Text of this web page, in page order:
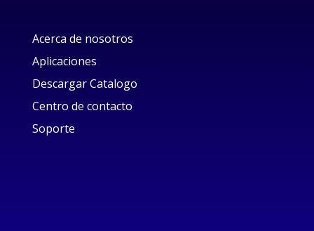
Acerca de nosotros
Aplicaciones
Descargar Catalogo
Centro de contacto
Soporte